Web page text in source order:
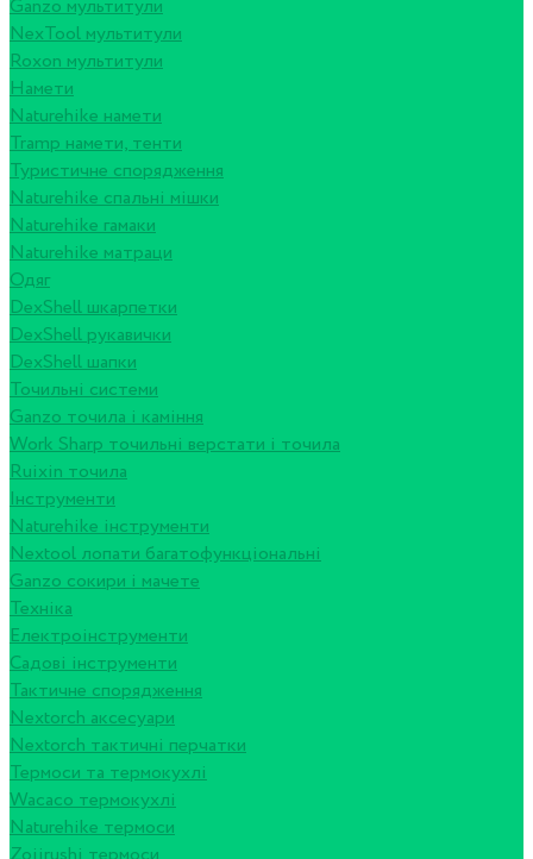
Ganzo мультитули
NexTool мультитули
Roxon мультитули
Намети
Naturehike намети
Tramp намети, тенти
Туристичне спорядження
Naturehike спальні мішки
Naturehike гамаки
Naturehike матраци
Одяг
DexShell шкарпетки
DexShell рукавички
DexShell шапки
Точильні системи
Ganzo точила і каміння
Work Sharp точильні верстати і точила
Ruixin точила
Інструменти
Naturehike інструменти
Nextool лопати багатофункціональні
Ganzo сокири і мачете
Техніка
Електроінструменти
Садові інструменти
Тактичне спорядження
Nextorch аксесуари
Nextorch тактичні перчатки
Термоси та термокухлі
Wacaco термокухлі
Naturehike термоси